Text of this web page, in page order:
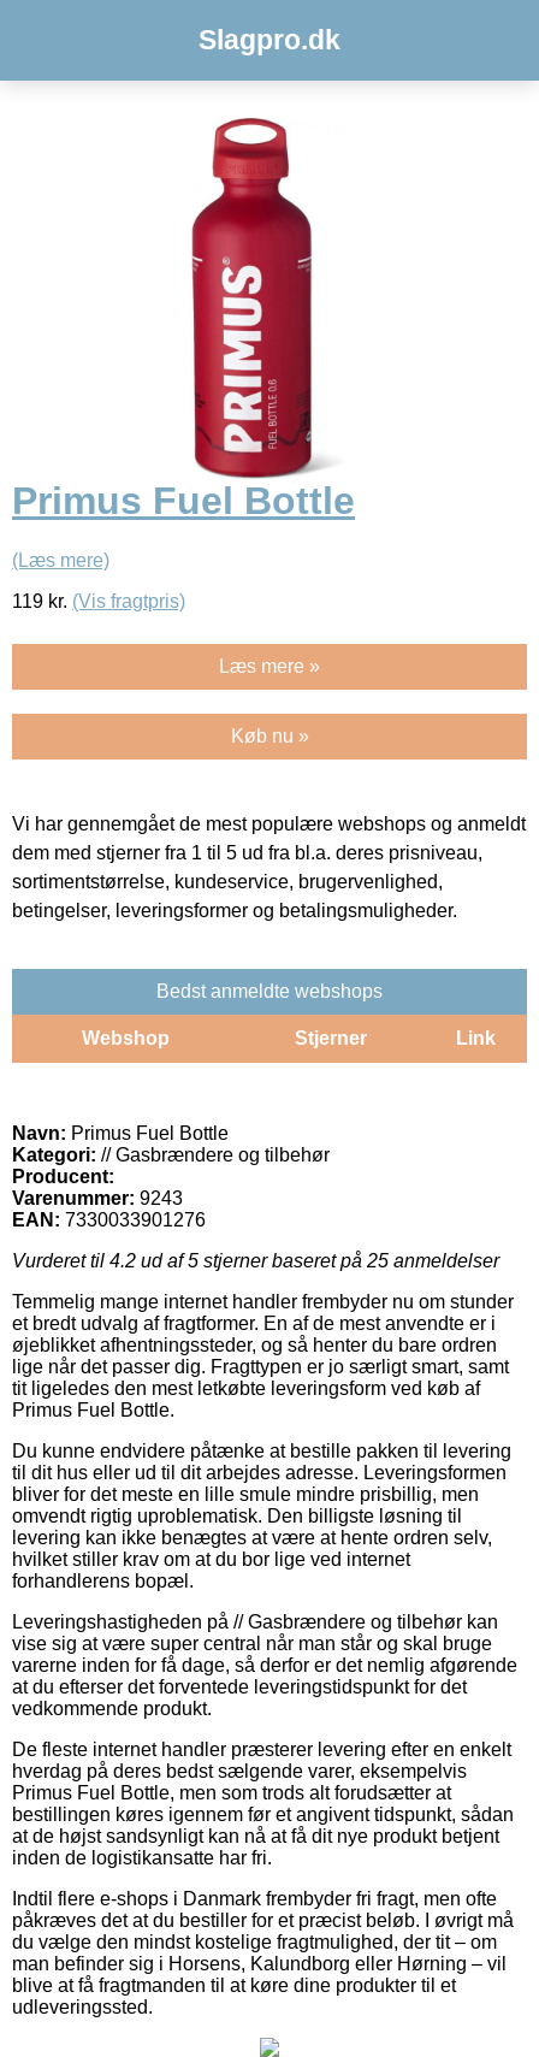
Slagpro.dk
Primus Fuel Bottle
(Læs mere)
119 kr. (Vis fragtpris)
Læs mere »
Køb nu »
Vi har gennemgået de mest populære webshops og anmeldt
dem med stjerner fra 1 til 5 ud fra bl.a. deres prisniveau,
sortimentstørrelse, kundeservice, brugervenlighed,
betingelser, leveringsformer og betalingsmuligheder.
Bedst anmeldte webshops
Webshop Stjerner Link
Navn: Primus Fuel Bottle
Kategori: // Gasbrændere og tilbehør
Producent:
Varenummer: 9243
EAN: 7330033901276
Vurderet til 4.2 ud af 5 stjerner baseret på 25 anmeldelser
Temmelig mange internet handler frembyder nu om stunder
et bredt udvalg af fragtformer. En af de mest anvendte er i
øjeblikket afhentningssteder, og så henter du bare ordren
lige når det passer dig. Fragttypen er jo særligt smart, samt
tit ligeledes den mest letkøbte leveringsform ved køb af
Primus Fuel Bottle.
Du kunne endvidere påtænke at bestille pakken til levering
til dit hus eller ud til dit arbejdes adresse. Leveringsformen
bliver for det meste en lille smule mindre prisbillig, men
omvendt rigtig uproblematisk. Den billigste løsning til
levering kan ikke benægtes at være at hente ordren selv,
hvilket stiller krav om at du bor lige ved internet
forhandlerens bopæl.
Leveringshastigheden på // Gasbrændere og tilbehør kan
vise sig at være super central når man står og skal bruge
varerne inden for få dage, så derfor er det nemlig afgørende
at du efterser det forventede leveringstidspunkt for det
vedkommende produkt.
De fleste internet handler præsterer levering efter en enkelt
hverdag på deres bedst sælgende varer, eksempelvis
Primus Fuel Bottle, men som trods alt forudsætter at
bestillingen køres igennem før et angivent tidspunkt, sådan
at de højst sandsynligt kan nå at få dit nye produkt betjent
inden de logistikansatte har fri.
Indtil flere e-shops i Danmark frembyder fri fragt, men ofte
påkræves det at du bestiller for et præcist beløb. I øvrigt må
du vælge den mindst kostelige fragtmulighed, der tit – om
man befinder sig i Horsens, Kalundborg eller Hørning – vil
blive at få fragtmanden til at køre dine produkter til et
udleveringssted.